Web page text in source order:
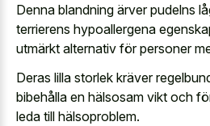
Denna blandning ärver pudelns
terrierens hypoallergena
utmärkt alternativ för personer
Deras lilla storlek kräver
bibehålla en hälsosam vikt och
leda till hälsoproblem.